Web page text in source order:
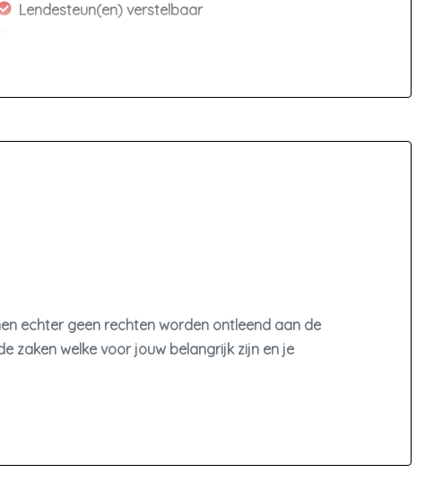
Lendesteun(en) verstelbaar
Sportstuur
echter geen rechten worden ontleend aan de
zaken welke voor jouw belangrijk zijn en je